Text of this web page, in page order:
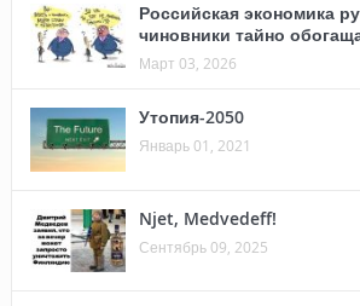
Российская экономика
чиновники тайно
Март 03, 2026
Утопия-2050
Январь 01, 2021
Njet, Medvedeff!
Сентябрь 09, 2025